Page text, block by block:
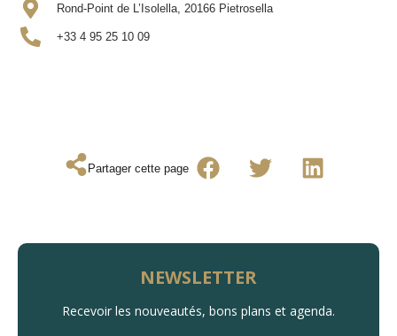
Rond-Point de L’Isolella, 20166 Pietrosella
+33 4 95 25 10 09
Partager cette page
NEWSLETTER
Recevoir les nouveautés, bons plans et agenda.